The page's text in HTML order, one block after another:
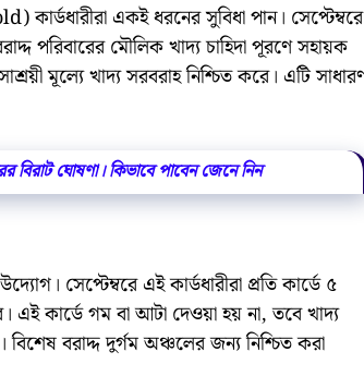
একই ধরনের সুবিধা পান। সেপ্টেম্বরে
পরিবারের মৌলিক খাদ্য চাহিদা পূরণে সহায়ক
মূল্যে খাদ্য সরবরাহ নিশ্চিত করে। এটি
বিরাট ঘোষণা। কিভাবে পাবেন জেনে নিন
সেপ্টেম্বরে এই কার্ডধারীরা প্রতি কার্ডে ৫
এই কার্ডে গম বা আটা দেওয়া হয় না, তবে খাদ্য
বরাদ্দ দুর্গম অঞ্চলের জন্য নিশ্চিত করা